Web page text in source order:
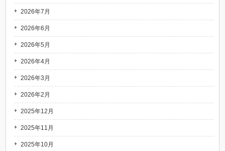
2026年7月
2026年6月
2026年5月
2026年4月
2026年3月
2026年2月
2025年12月
2025年11月
2025年10月